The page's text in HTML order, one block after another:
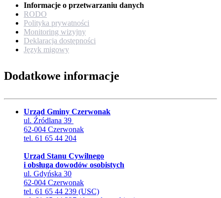
Informacje o przetwarzaniu danych
RODO
Polityka prywatności
Monitoring wizyjny
Deklaracja dostępności
Język migowy
Dodatkowe informacje
Urząd Gminy Czerwonak
ul. Źródlana 39
62-004 Czerwonak
tel. 61 65 44 204
Urząd Stanu Cywilnego
i obsługa dowodów osobistych
ul. Gdyńska 30
62-004 Czerwonak
tel. 61 65 44 239 (USC)